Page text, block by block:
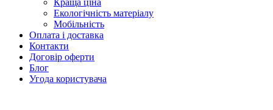
Екологічність матеріалу
Мобільність
Оплата і доставка
Контакти
Договір оферти
Блог
Угода користувача